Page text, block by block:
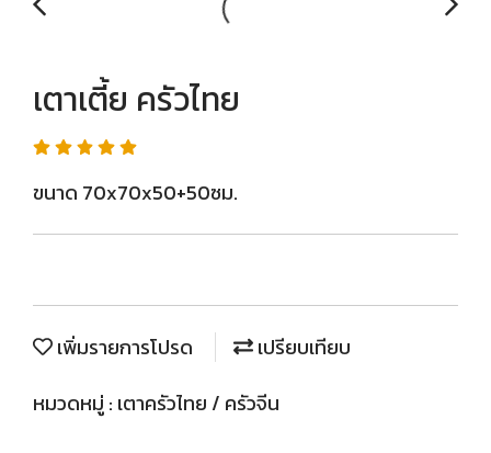
เตาเตี้ย ครัวไทย
ขนาด 70x70x50+50ซม.
เพิ่มรายการโปรด
เปรียบเทียบ
หมวดหมู่ : เตาครัวไทย / ครัวจีน